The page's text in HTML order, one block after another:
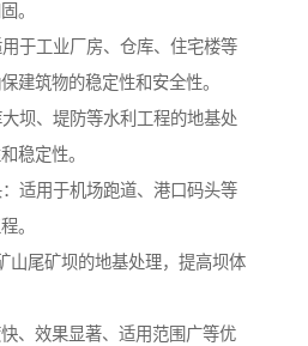
。
于工业厂房、仓库、住宅楼等
建筑物的稳定性和安全性。
坝、堤防等水利工程的地基处
稳定性。
适用于机场跑道、港口码头等
。
山尾矿坝的地基处理，提高坝体
、效果显著、适用范围广等优